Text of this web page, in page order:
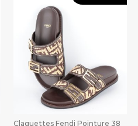
Claquettes Fendi Pointure 38